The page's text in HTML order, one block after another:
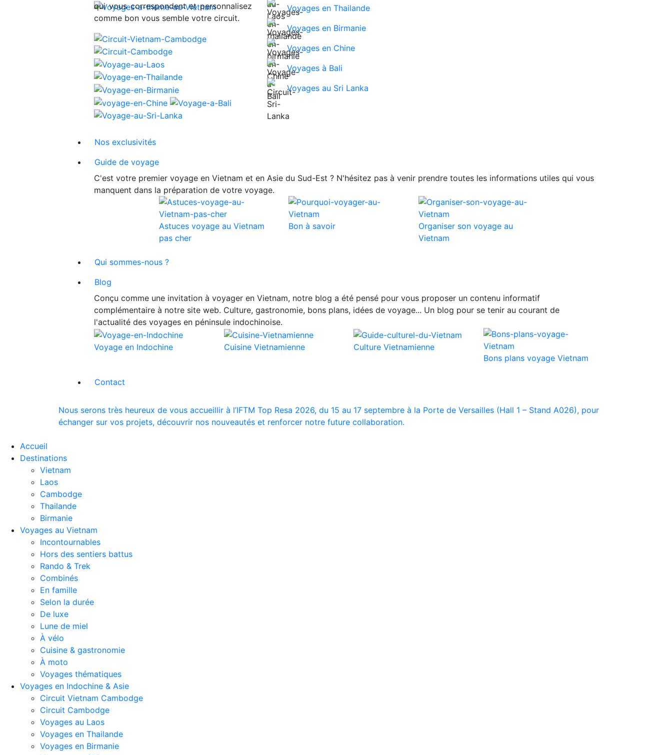
qui vous correspondent et personnalisez
comme bon vous semble votre circuit.
Voyages en Thailande
Voyages en Birmanie
Voyages en Chine
Voyages à Bali
Voyages au Sri Lanka
Nos exclusivités
Guide de voyage
C'est votre premier voyage en Vietnam et en Asie du Sud-Est ? N'hésitez pas à venir prendre toutes les informations utiles qui vous
manquent dans la préparation de votre voyage.
Astuces voyage au Vietnam
pas cher
Bon à savoir
Organiser son voyage au
Vietnam
Qui sommes-nous ?
Blog
Conçu comme une invitation à voyager en Vietnam, notre blog a été pensé pour vous proposer un contenu informatif
complémentaire à notre site web. Culture, gastronomie, bons plans, idées de voyage... Un blog pour se tenir au courant de
l'actualité des voyages en péninsule indochinoise.
Voyage en Indochine Cuisine Vietnamienne
Culture Vietnamienne
Bons plans voyage Vietnam
Contact
Nous serons très heureux de vous accueillir à l’IFTM Top Resa 2026, du 15 au 17 septembre à la Porte de Versailles (Hall 1 – Stand A026), pour
échanger sur vos projets, découvrir nos nouveautés et renforcer notre future collaboration.
Accueil
Destinations
Vietnam
Laos
Cambodge
Thailande
Birmanie
Voyages au Vietnam
Incontournables
Hors des sentiers battus
Rando & Trek
Combinés
En famille
Selon la durée
De luxe
Lune de miel
À vélo
Cuisine & gastronomie
À moto
Voyages thématiques
Voyages en Indochine & Asie
Circuit Vietnam Cambodge
Circuit Cambodge
Voyages au Laos
Voyages en Thailande
Voyages en Birmanie